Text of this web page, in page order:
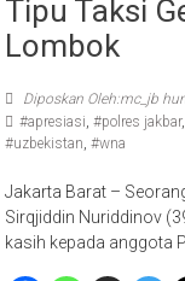
Tipu Taksi
Lombok
Diposkan Oleh:mc_jb
#apresiasi ,#polres jakbar
#uzbekistan ,#wna
Jakarta Barat –
Sirqjiddin Nuriddinov
kasih kepada anggota